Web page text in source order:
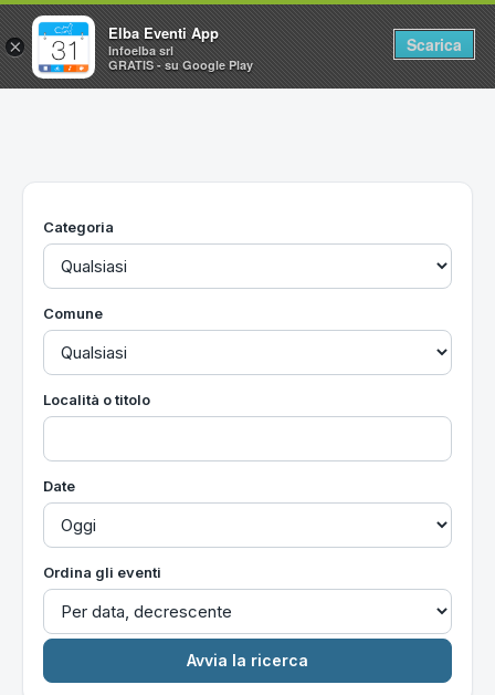
Home
Utilità
Categoria
Comune
Località o titolo
Date
Ordina gli eventi
×
Elba Eventi App
Infoelba srl
GRATIS - su Google Play
Scarica